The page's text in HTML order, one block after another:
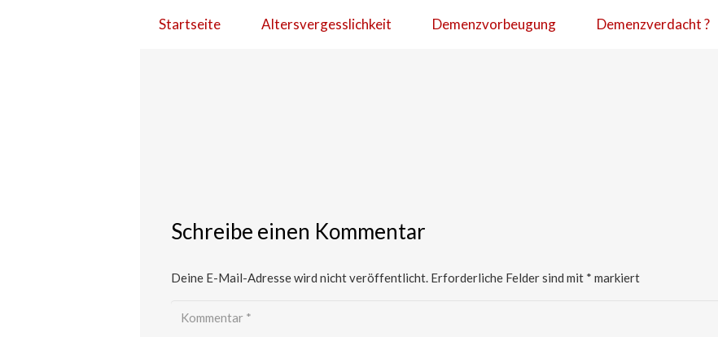
Startseite Altersvergesslichkeit Demenzvorbeugung Demenzverdacht ?
Schreibe einen Kommentar
Deine E-Mail-Adresse wird nicht veröffentlicht. Erforderliche Felder sind mit * markiert